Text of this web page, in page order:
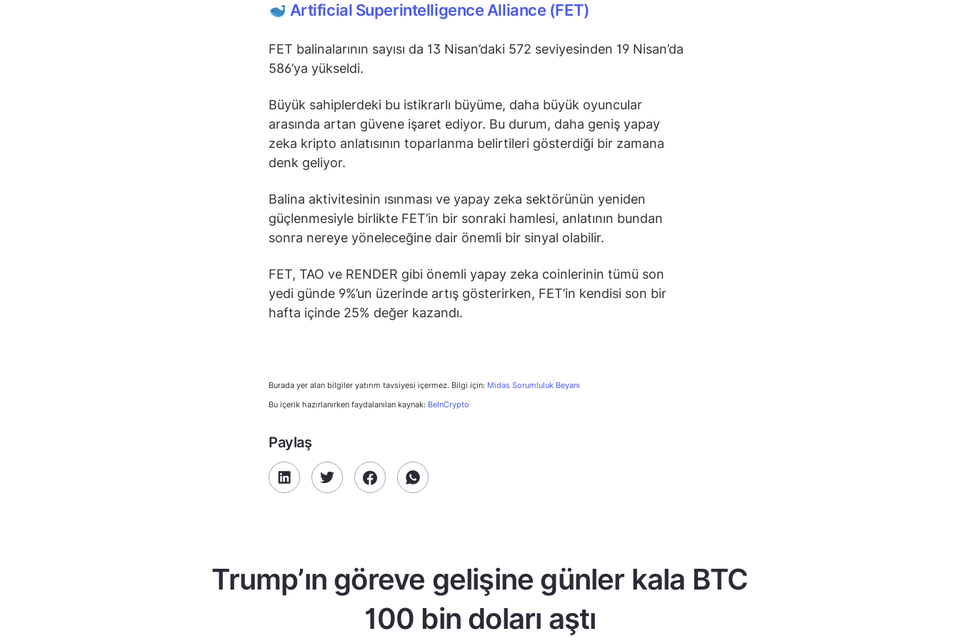
Artificial Superintelligence Alliance (FET)
FET balinalarının sayısı da 13 Nisan’daki 572 seviyesinden 19 Nisan’da
586’ya yükseldi.
Büyük sahiplerdeki bu istikrarlı büyüme, daha büyük oyuncular
arasında artan güvene işaret ediyor. Bu durum, daha geniş yapay
zeka kripto anlatısının toparlanma belirtileri gösterdiği bir zamana
denk geliyor.
Balina aktivitesinin ısınması ve yapay zeka sektörünün yeniden
güçlenmesiyle birlikte FET’in bir sonraki hamlesi, anlatının bundan
sonra nereye yöneleceğine dair önemli bir sinyal olabilir.
FET, TAO ve RENDER gibi önemli yapay zeka coinlerinin tümü son
yedi günde 9%’un üzerinde artış gösterirken, FET’in kendisi son bir
hafta içinde 25% değer kazandı.
Burada yer alan bilgiler yatırım tavsiyesi içermez. Bilgi için: Midas Sorumluluk Beyanı
Bu içerik hazırlanırken faydalanılan kaynak: BeInCrypto
Paylaş
Trump’ın göreve gelişine günler kala BTC
100 bin doları aştı